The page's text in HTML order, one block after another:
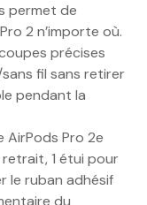
permet de
2 n’importe où.
précises
fil sans retirer
pendant la
AirPods Pro 2e
retrait, 1 étui pour
le ruban adhésif
du